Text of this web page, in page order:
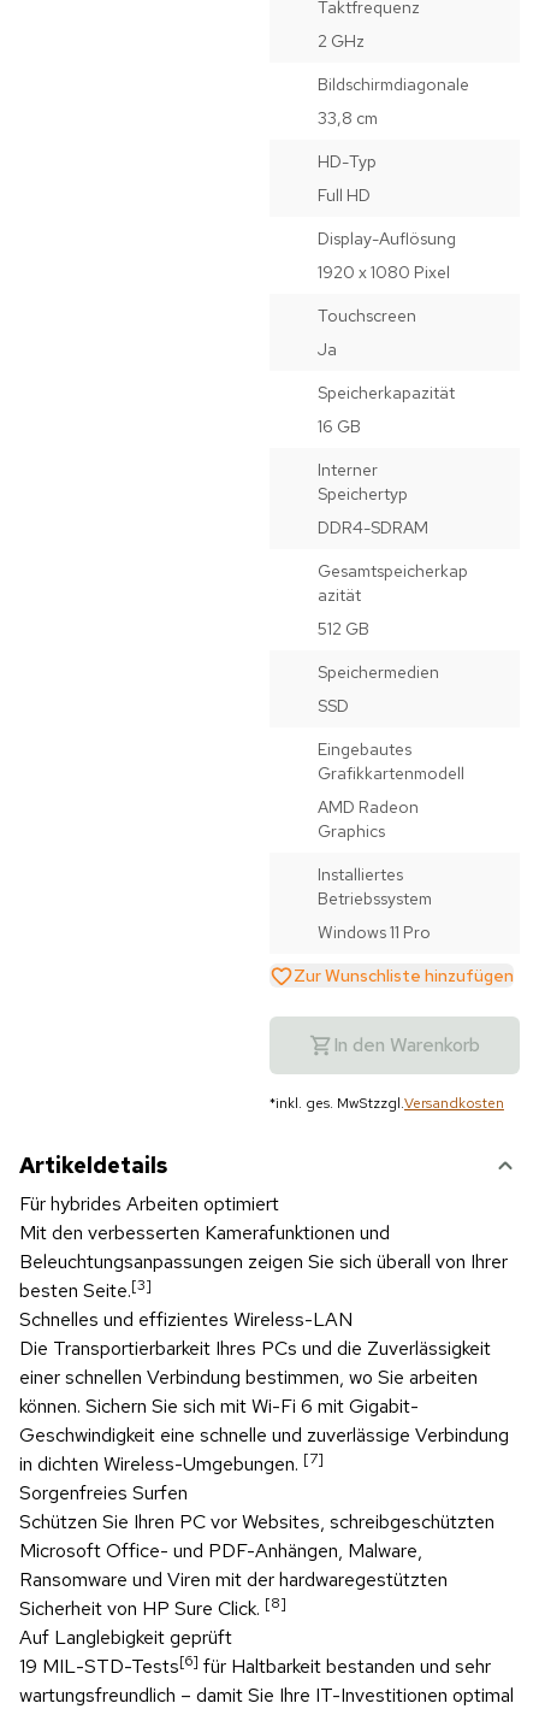
Taktfrequenz
2 GHz
Bildschirmdiagonale
33,8 cm
HD-Typ
Full HD
Display-Auflösung
1920 x 1080 Pixel
Touchscreen
Ja
Speicherkapazität
16 GB
Interner
Speichertyp
DDR4-SDRAM
Gesamtspeicherkap
azität
512 GB
Speichermedien
SSD
Eingebautes
Grafikkartenmodell
AMD Radeon
Graphics
Installiertes
Betriebssystem
Windows 11 Pro
Zur Wunschliste hinzufügen
In den Warenkorb
*inkl. ges. MwStzzgl.Versandkosten
Artikeldetails
Für hybrides Arbeiten optimiert
Mit den verbesserten Kamerafunktionen und
Beleuchtungsanpassungen zeigen Sie sich überall von Ihrer
besten Seite.[3]
Schnelles und effizientes Wireless-LAN
Die Transportierbarkeit Ihres PCs und die Zuverlässigkeit
einer schnellen Verbindung bestimmen, wo Sie arbeiten
können. Sichern Sie sich mit Wi-Fi 6 mit Gigabit-
Geschwindigkeit eine schnelle und zuverlässige Verbindung
in dichten Wireless-Umgebungen. [7]
Sorgenfreies Surfen
Schützen Sie Ihren PC vor Websites, schreibgeschützten
Microsoft Office- und PDF-Anhängen, Malware,
Ransomware und Viren mit der hardwaregestützten
Sicherheit von HP Sure Click. [8]
Auf Langlebigkeit geprüft
19 MIL-STD-Tests[6] für Haltbarkeit bestanden und sehr
wartungsfreundlich – damit Sie Ihre IT-Investitionen optimal